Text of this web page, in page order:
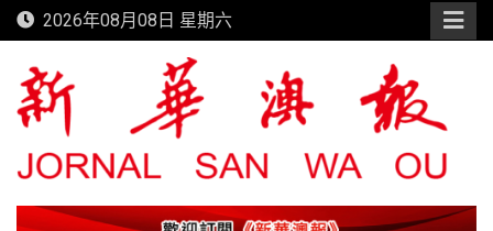
Skip
to
content
2026年08月08日 星期六
新華澳報